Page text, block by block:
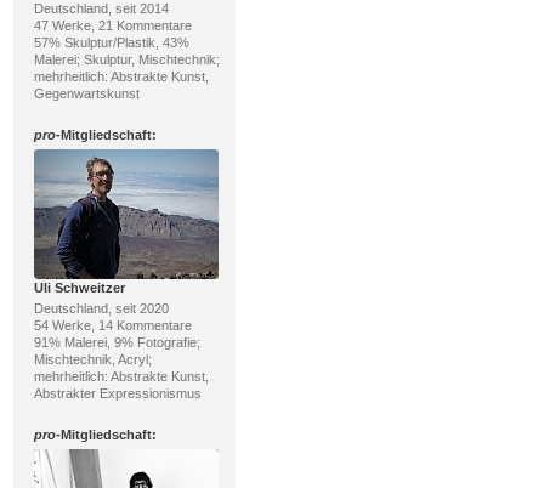
Deutschland, seit 2014
47 Werke, 21 Kommentare
57% Skulptur/Plastik, 43%
Malerei; Skulptur, Mischtechnik;
mehrheitlich: Abstrakte Kunst,
Gegenwartskunst
pro-Mitgliedschaft:
Uli Schweitzer
Deutschland, seit 2020
54 Werke, 14 Kommentare
91% Malerei, 9% Fotografie;
Mischtechnik, Acryl;
mehrheitlich: Abstrakte Kunst,
Abstrakter Expressionismus
pro-Mitgliedschaft: